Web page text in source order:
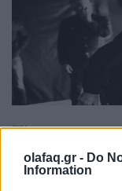
olafaq.gr - Do
Information
Τέχνη
Το Disney
“Don’t Look